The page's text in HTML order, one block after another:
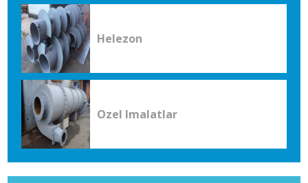
Helezon
Ozel Imalatlar